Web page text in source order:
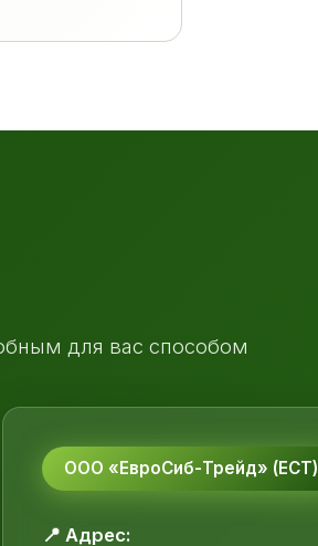
для вас способом
ООО «ЕвроСиб-Трейд» (ЕСТ)
📍 Адрес: